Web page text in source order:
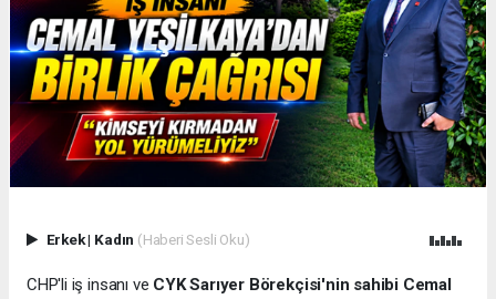
Erkek| Kadın (Haberi Sesli Oku)
CHP'li iş insanı ve CYK Sarıyer Börekçisi'nin sahibi Cemal